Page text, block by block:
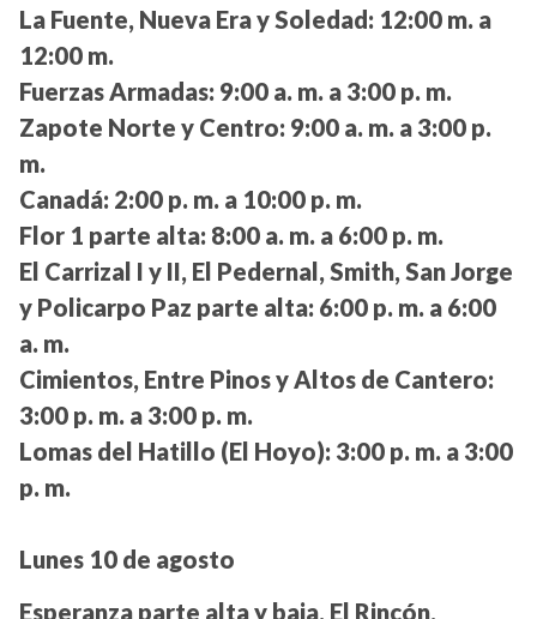
La Fuente, Nueva Era y Soledad: 12:00 m. a
12:00 m.
Fuerzas Armadas: 9:00 a. m. a 3:00 p. m.
Zapote Norte y Centro: 9:00 a. m. a 3:00 p.
m.
Canadá: 2:00 p. m. a 10:00 p. m.
Flor 1 parte alta: 8:00 a. m. a 6:00 p. m.
El Carrizal I y II, El Pedernal, Smith, San Jorge
y Policarpo Paz parte alta: 6:00 p. m. a 6:00
a. m.
Cimientos, Entre Pinos y Altos de Cantero:
3:00 p. m. a 3:00 p. m.
Lomas del Hatillo (El Hoyo): 3:00 p. m. a 3:00
p. m.
Lunes 10 de agosto
Esperanza parte alta y baja, El Rincón,